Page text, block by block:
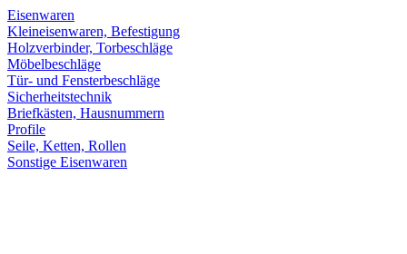
Eisenwaren
Kleineisenwaren, Befestigung
Holzverbinder, Torbeschläge
Möbelbeschläge
Tür- und Fensterbeschläge
Sicherheitstechnik
Briefkästen, Hausnummern
Profile
Seile, Ketten, Rollen
Sonstige Eisenwaren